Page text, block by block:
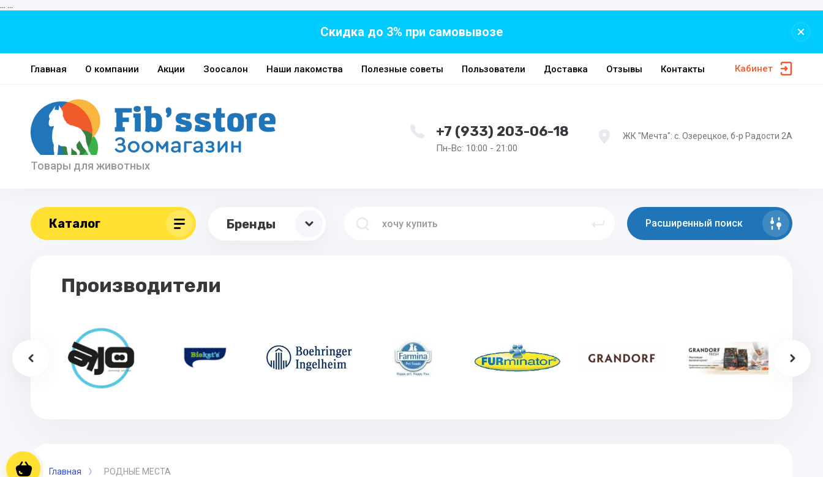
Корзина пуста
Скидка до 3% при самовывозе
Главная О компании Акции Зоосалон Наши лакомства Полезные советы Пользователи Доставка Отзывы Контакты Кабинет
Товары для животных
+7 (933) 203-06-18
Пн-Вс: 10:00 - 21:00
ЖК "Мечта": с. Озерецкое, б-р Радости 2А
Каталог Бренды Расширенный поиск
Производители
Главная РОДНЫЕ МЕСТА